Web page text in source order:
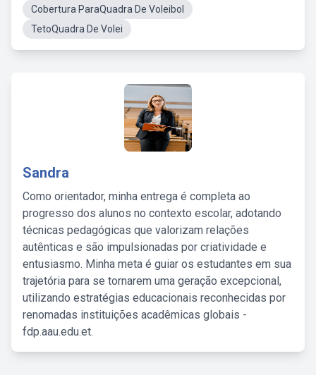
Cobertura ParaQuadra De Voleibol
TetoQuadra De Volei
Sandra
Como orientador, minha entrega é completa ao
progresso dos alunos no contexto escolar, adotando
técnicas pedagógicas que valorizam relações
autênticas e são impulsionadas por criatividade e
entusiasmo. Minha meta é guiar os estudantes em sua
trajetória para se tornarem uma geração excepcional,
utilizando estratégias educacionais reconhecidas por
renomadas instituições acadêmicas globais -
fdp.aau.edu.et.